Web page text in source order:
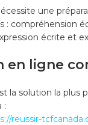
une
: compréhension
écrite et
en ligne
la solution la plus
:
reussir-